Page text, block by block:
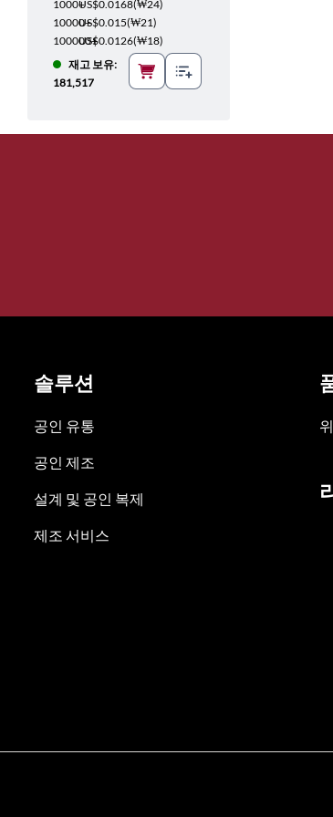
1000+US$0.0168(₩24)
10000+US$0.015(₩21)
100000+US$0.0126(₩18)
재고 보유:
181,517
솔루션
공인 유통
공인 제조
설계 및 공인 복제
제조 서비스